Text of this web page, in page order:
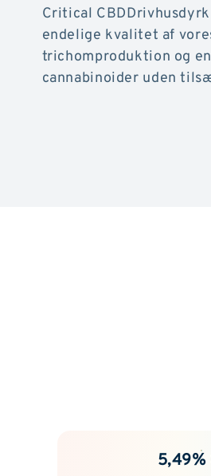
Critical
endelige kvalitet af
trichomproduktion og
cannabinoider uden
5,49%